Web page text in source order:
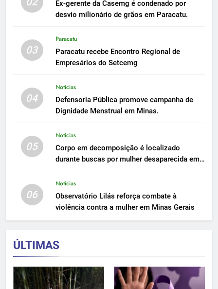
Ex-gerente da Casemg é condenado por
desvio milionário de grãos em Paracatu.
03
Paracatu
Paracatu recebe Encontro Regional de
Empresários do Setcemg
04
Notícias
Defensoria Pública promove campanha de
Dignidade Menstrual em Minas.
05
Notícias
Corpo em decomposição é localizado
durante buscas por mulher desaparecida em
06
Notícias
Observatório Lilás reforça combate à
violência contra a mulher em Minas Gerais
ÚLTIMAS